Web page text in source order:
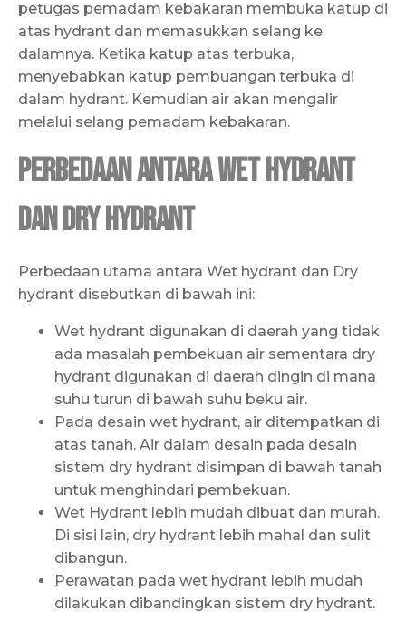
petugas pemadam kebakaran membuka katup di
atas hydrant dan memasukkan selang ke
dalamnya. Ketika katup atas terbuka,
menyebabkan katup pembuangan terbuka di
dalam hydrant. Kemudian air akan mengalir
melalui selang pemadam kebakaran.
Perbedaan antara Wet Hydrant
dan Dry Hydrant
Perbedaan utama antara Wet hydrant dan Dry
hydrant disebutkan di bawah ini:
Wet hydrant digunakan di daerah yang tidak
ada masalah pembekuan air sementara dry
hydrant digunakan di daerah dingin di mana
suhu turun di bawah suhu beku air.
Pada desain wet hydrant, air ditempatkan di
atas tanah. Air dalam desain pada desain
sistem dry hydrant disimpan di bawah tanah
untuk menghindari pembekuan.
Wet Hydrant lebih mudah dibuat dan murah.
Di sisi lain, dry hydrant lebih mahal dan sulit
dibangun.
Perawatan pada wet hydrant lebih mudah
dilakukan dibandingkan sistem dry hydrant.